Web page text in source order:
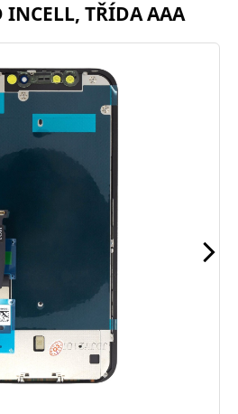
INCELL, TŘÍDA AAA